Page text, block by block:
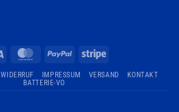
MasterCardPayPal Stripe
WIDERRUF IMPRESSUM VERSAND
KONTAKT
BATTERIE-VO